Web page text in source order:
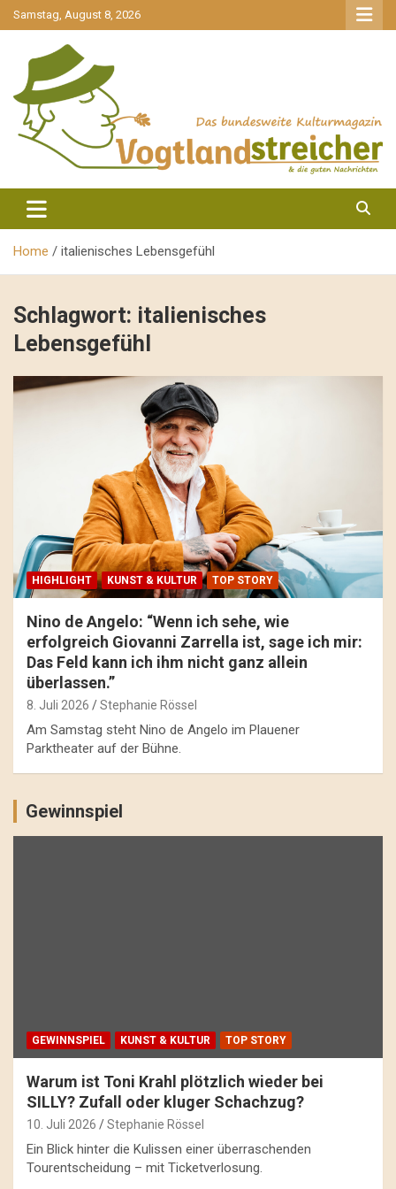
gehe
zum
Samstag, August 8, 2026
Vogtlandstreicher
Home italienisches Lebensgefühl
Schlagwort: italienisches
Lebensgefühl
HIGHLIGHT KUNST & KULTUR TOP STORY
Nino de Angelo: “Wenn ich sehe, wie
erfolgreich Giovanni Zarrella ist, sage ich mir:
Das Feld kann ich ihm nicht ganz allein
überlassen.”
8. Juli 2026 Stephanie Rössel
Am Samstag steht Nino de Angelo im Plauener
Parktheater auf der Bühne.
Gewinnspiel
GEWINNSPIEL KUNST & KULTUR TOP STORY
Warum ist Toni Krahl plötzlich wieder bei
SILLY? Zufall oder kluger Schachzug?
10. Juli 2026 Stephanie Rössel
Ein Blick hinter die Kulissen einer überraschenden
Tourentscheidung – mit Ticketverlosung.